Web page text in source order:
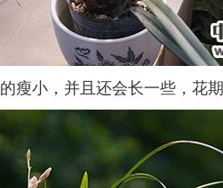
小，并且还会长一些，花期